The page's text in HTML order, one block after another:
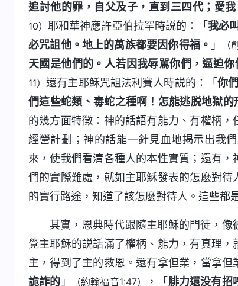
追討他的罪，自父及子，直到三四代；愛
10）耶和華神應許亞伯拉罕時説的：「我必
必咒詛他。地上的萬族都要因你得福。 」
天國是他們的。人若因我辱駡你們，逼迫
11）還有主耶穌咒詛法利賽人時説的：「你
們這些蛇類、毒蛇之種啊！怎能逃脱地獄的
的幾方面特徵：神的話語有能力、有權柄
經營計劃；神的話能一針見血地揭示出我
來，使我們看清各種人的本性實質；還有
們的實際難處，就如主耶穌發表的怎麽對
的實行路途，知道了該怎麽對待人。這些都
其實，恩典時代跟隨主耶穌的門徒，
覺主耶穌的説話滿了權柄、能力，有真理
主，得到了主的救恩。還有拿但業，當拿但
詭詐的 」 （約翰福音1:47） ，「 腓力還没有招